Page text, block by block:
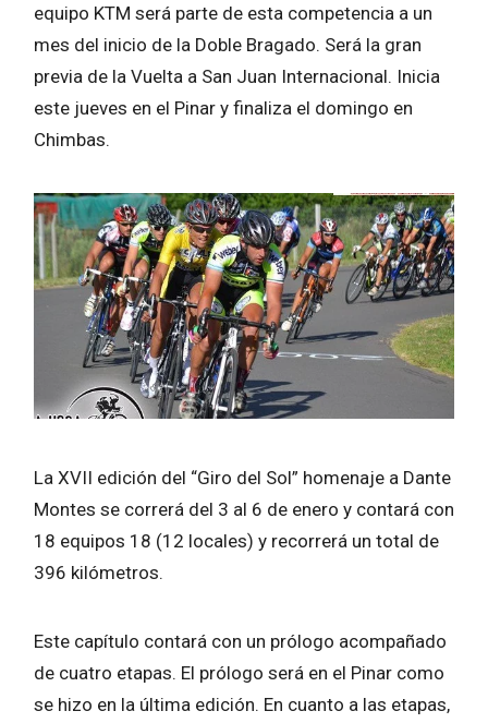
equipo KTM será parte de esta competencia a un
mes del inicio de la Doble Bragado. Será la gran
previa de la Vuelta a San Juan Internacional. Inicia
este jueves en el Pinar y finaliza el domingo en
Chimbas.
La XVII edición del “Giro del Sol” homenaje a Dante
Montes se correrá del 3 al 6 de enero y contará con
18 equipos 18 (12 locales) y recorrerá un total de
396 kilómetros.
Este capítulo contará con un prólogo acompañado
de cuatro etapas. El prólogo será en el Pinar como
se hizo en la última edición. En cuanto a las etapas,